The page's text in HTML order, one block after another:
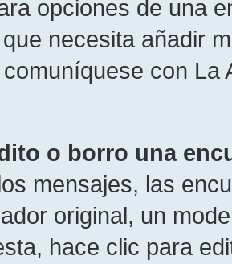
opciones de una
necesita añadir
con La
o borro una
mensajes, las
original, un
hace clic para